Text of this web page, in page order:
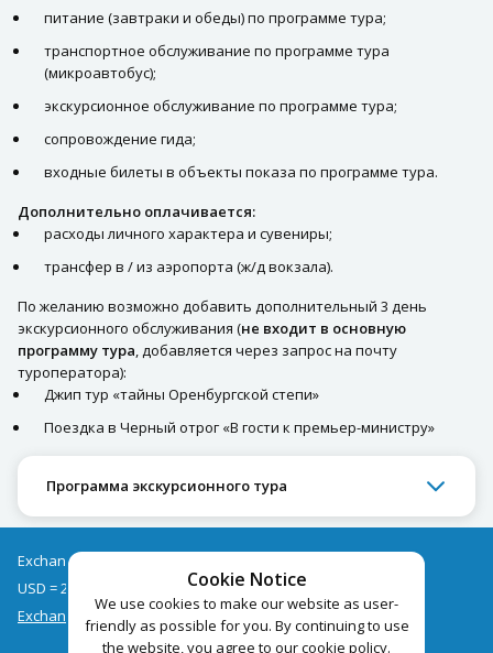
питание (завтраки и обеды) по программе тура;
транспортное обслуживание по программе тура
(микроавтобус);
экскурсионное обслуживание по программе тура;
сопровождение гида;
входные билеты в объекты показа по программе тура.
Дополнительно оплачивается:
расходы личного характера и сувениры;
трансфер в / из аэропорта (ж/д вокзала).
По желанию возможно добавить дополнительный 3 день
экскурсионного обслуживания (не входит в основную
программу тура, добавляется через запрос на почту
туроператора):
Джип тур «тайны Оренбургской степи»
Поездка в Черный отрог «В гости к премьер-министру»
Программа экскурсионного тура
Cookie Notice
We use cookies to make our website as user-
friendly as possible for you. By continuing to use
the website, you agree to our cookie policy.
Exchange rates as of 07/08
USD = 2.68
Exchange rate archive